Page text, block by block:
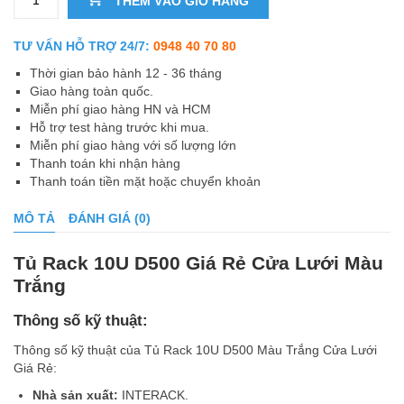
TƯ VẤN HỖ TRỢ 24/7: 0948 40 70 80
Thời gian bảo hành 12 - 36 tháng
Giao hàng toàn quốc.
Miễn phí giao hàng HN và HCM
Hỗ trợ test hàng trước khi mua.
Miễn phí giao hàng với số lượng lớn
Thanh toán khi nhận hàng
Thanh toán tiền mặt hoặc chuyển khoản
MÔ TẢ ĐÁNH GIÁ (0)
Tủ Rack 10U D500 Giá Rẻ Cửa Lưới Màu
Trắng
Thông số kỹ thuật:
Thông số kỹ thuật của Tủ Rack 10U D500 Màu Trắng Cửa Lưới
Giá Rẻ:
Nhà sản xuất: INTERACK.